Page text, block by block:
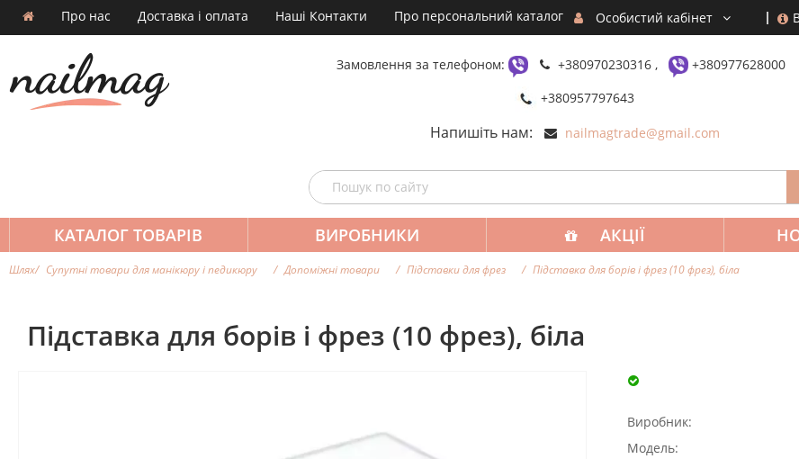
Про нас Доставка і оплата Наші Контакти Про персональний каталог Особистий кабінет
Замовлення за телефоном: +380970230316 ,
+380977628000
+380957797643
Напишіть нам: nailmagtrade@gmail.com
КАТАЛОГ ТОВАРІВ ВИРОБНИКИ АКЦІЇ
Шлях Супутні товари для манікюру і педикюру Допоміжні товари Підставки для фрез Підставка для борів і фрез (10 фрез), біла
Підставка для борів і фрез (10 фрез), біла
Виробник:
Модель: